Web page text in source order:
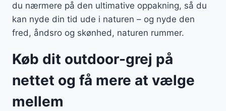
du nærmere på den ultimative oppakning, så du
kan nyde din tid ude i naturen – og nyde den
fred, åndsro og skønhed, naturen rummer.
Køb dit outdoor-grej på
nettet og få mere at vælge
mellem